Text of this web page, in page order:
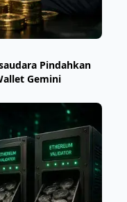
Pindahkan
Gemini